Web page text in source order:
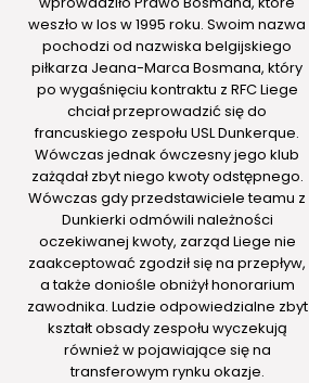
weszło w los w 1995 roku. Swoim nazwa
pochodzi od nazwiska belgijskiego
piłkarza Jeana-Marca Bosmana, który
po wygaśnięciu kontraktu z RFC Liege
chciał przeprowadzić się do
francuskiego zespołu USL Dunkerque.
Wówczas jednak ówczesny jego klub
zażądał zbyt niego kwoty odstępnego.
Wówczas gdy przedstawiciele teamu z
Dunkierki odmówili należności
oczekiwanej kwoty, zarząd Liege nie
zaakceptować zgodził się na przepływ,
a także doniośle obniżył honorarium
zawodnika. Ludzie odpowiedzialne zbyt
kształt obsady zespołu wyczekują
również w pojawiające się na
transferowym rynku okazje.